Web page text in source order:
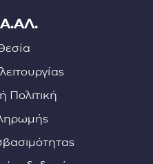
Πολιτική